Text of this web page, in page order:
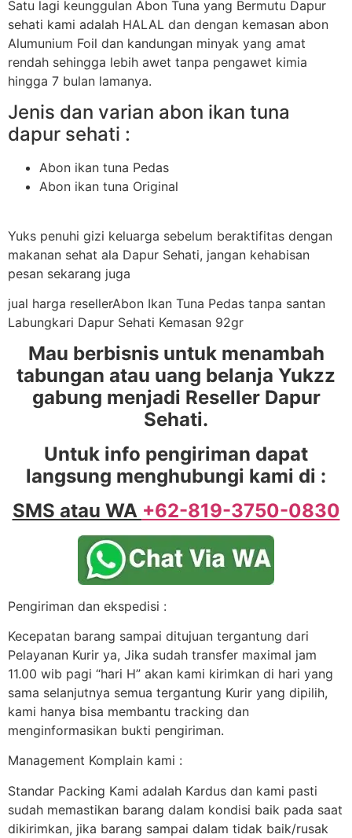
Satu lagi keunggulan Abon Tuna yang Bermutu Dapur
sehati kami adalah HALAL dan dengan kemasan abon
Alumunium Foil dan kandungan minyak yang amat
rendah sehingga lebih awet tanpa pengawet kimia
hingga 7 bulan lamanya.
Jenis dan varian abon ikan tuna
dapur sehati :
Abon ikan tuna Pedas
Abon ikan tuna Original
Yuks penuhi gizi keluarga sebelum beraktifitas dengan
makanan sehat ala Dapur Sehati, jangan kehabisan
pesan sekarang juga
jual harga resellerAbon Ikan Tuna Pedas tanpa santan
Labungkari Dapur Sehati Kemasan 92gr
Mau berbisnis untuk menambah
tabungan atau uang belanja Yukzz
gabung menjadi Reseller Dapur
Sehati.
Untuk info pengiriman dapat
langsung menghubungi kami di :
SMS atau WA +62-819-3750-0830
Pengiriman dan ekspedisi :
Kecepatan barang sampai ditujuan tergantung dari
Pelayanan Kurir ya, Jika sudah transfer maximal jam
11.00 wib pagi “hari H” akan kami kirimkan di hari yang
sama selanjutnya semua tergantung Kurir yang dipilih,
kami hanya bisa membantu tracking dan
menginformasikan bukti pengiriman.
Management Komplain kami :
Standar Packing Kami adalah Kardus dan kami pasti
sudah memastikan barang dalam kondisi baik pada saat
dikirimkan, jika barang sampai dalam tidak baik/rusak